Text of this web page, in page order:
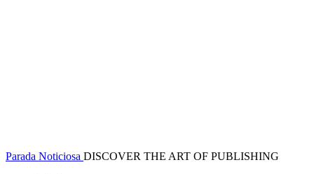
Parada Noticiosa DISCOVER THE ART OF PUBLISHING